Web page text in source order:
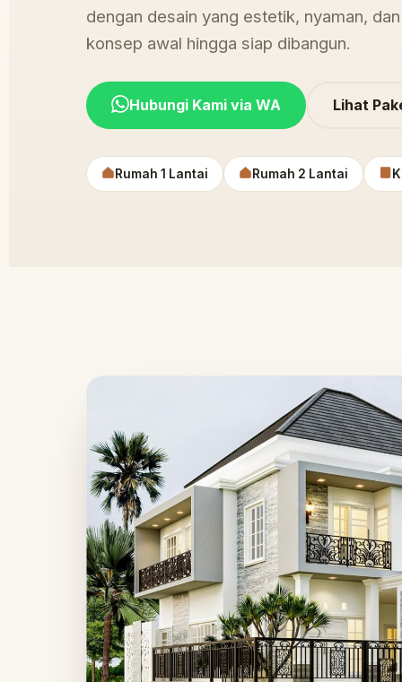
dengan desain yang estetik, nyaman,
konsep awal hingga siap dibangun.
Hubungi Kami via WA Lihat
Rumah 1 Lantai Rumah 2 Lantai